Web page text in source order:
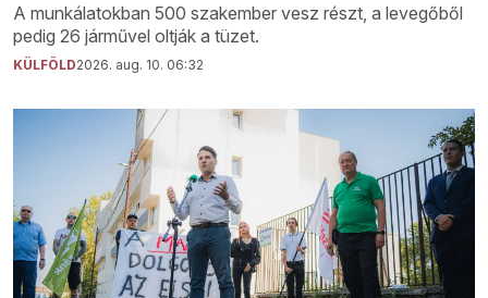
A munkálatokban 500 szakember vesz részt, a levegőből
pedig 26 járművel oltják a tüzet.
KÜLFÖLD2026. aug. 10. 06:32